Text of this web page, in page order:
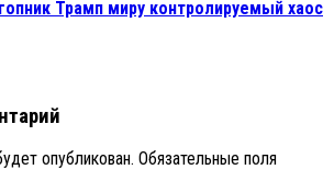
Трамп миру контролируемый хаос
опубликован. Обязательные поля